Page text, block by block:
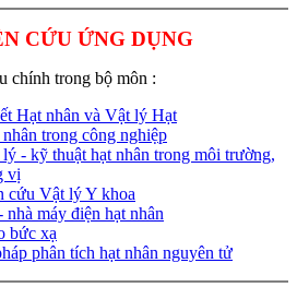
CỨU ỨNG DỤNG
chính trong bộ môn :
Hạt nhân và Vật lý Hạt
trong công nghiệp
- kỹ thuật hạt nhân trong môi trường,
vị
cứu Vật lý Y khoa
máy điện hạt nhân
bức xạ
phân tích hạt nhân nguyên tử